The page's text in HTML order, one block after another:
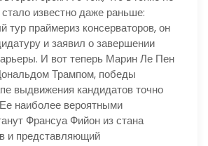
известно даже раньше:
тур праймериз консерваторов, он
и заявил о завершении
И вот теперь Марин Ле Пен
Трампом, победы
выдвижения кандидатов точно
наиболее вероятными
Франсуа Фийон из стана
и представляющий